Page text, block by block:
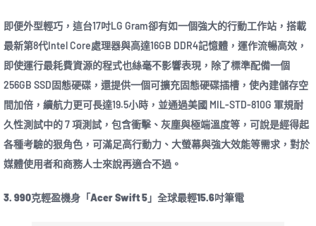
即便外型輕巧，這台17吋LG Gram卻有如一個強大的行動工作站，搭載
最新第8代Intel Core處理器與高達16GB DDR4記憶體，運作流暢高效，
即使運行最耗費資源的程式也絲毫不影響表現，除了標準配備一個
256GB SSD固態硬碟，還提供一個可擴充固態硬碟插槽，使內建儲存空
間加倍，續航力更可長達19.5小時，並通過美國 MIL-STD-810G 軍規耐
久性測試中的 7 項測試，包含衝擊、灰塵與極端溫度等，可說是經得起
各種考驗的狠角色，可滿足高行動力、大螢幕與強大效能等需求，對於
媒體使用者和商務人士來說再適合不過。
3. 990克輕盈機身「Acer Swift 5」全球最輕15.6吋筆電